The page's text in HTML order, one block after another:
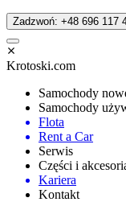
Zadzwoń: +48 696 117
Krotoski.com
Samochody
Samochody
Flota
Rent a Car
Serwis
Części i
Kariera
Kontakt